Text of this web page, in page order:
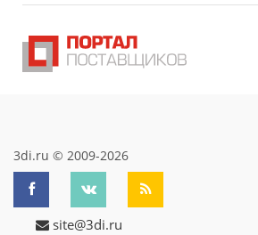
3di.ru © 2009-2026
site@3di.ru